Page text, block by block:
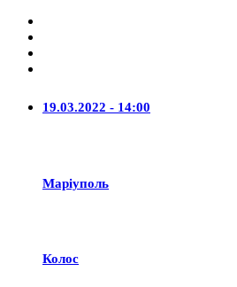
19.03.2022 - 14:00
Маріуполь
Колос